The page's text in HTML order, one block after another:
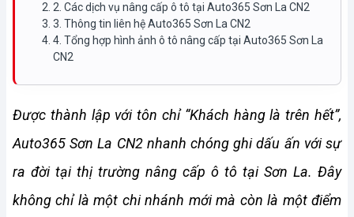
2. Các dịch vụ nâng cấp ô tô tại Auto365 Sơn La CN2
3. Thông tin liên hệ Auto365 Sơn La CN2
4. Tổng hợp hình ảnh ô tô nâng cấp tại Auto365 Sơn La
CN2
Được thành lập với tôn chỉ “Khách hàng là trên hết”,
Auto365 Sơn La CN2 nhanh chóng ghi dấu ấn với sự
ra đời tại thị trường nâng cấp ô tô tại Sơn La. Đây
không chỉ là một chi nhánh mới mà còn là một điểm